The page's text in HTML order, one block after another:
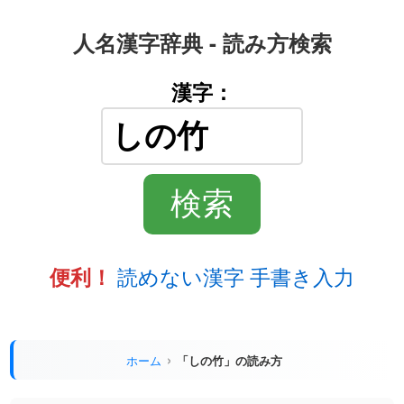
人名漢字辞典 - 読み方検索
漢字：
便利！ 読めない漢字 手書き入力
ホーム 「しの竹」の読み方